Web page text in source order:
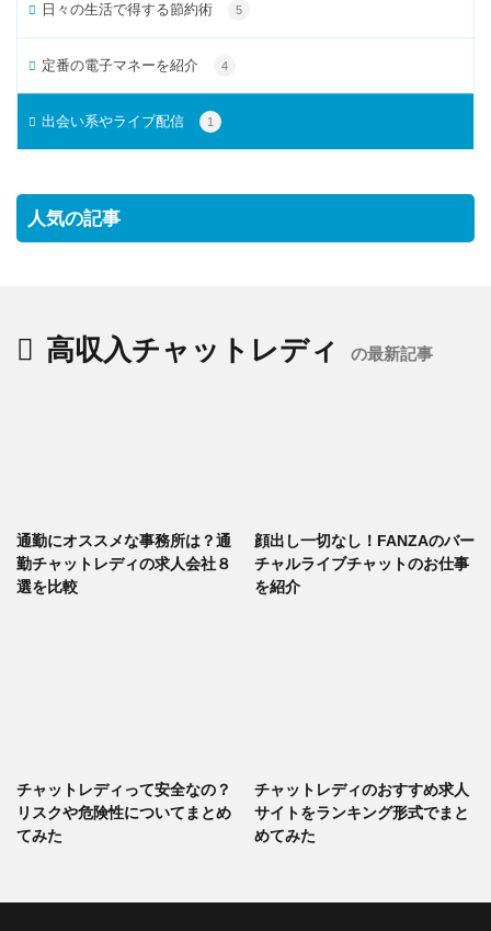
日々の生活で得する節約術 5
定番の電子マネーを紹介 4
出会い系やライブ配信 1
人気の記事
高収入チャットレディ の最新記事
通勤にオススメな事務所は？通
勤チャットレディの求人会社８
選を比較
顔出し一切なし！FANZAのバー
チャルライブチャットのお仕事
を紹介
チャットレディって安全なの？
リスクや危険性についてまとめ
てみた
チャットレディのおすすめ求人
サイトをランキング形式でまと
めてみた